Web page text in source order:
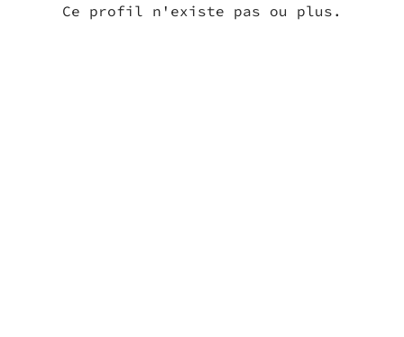
Ce profil n'existe pas ou plus.